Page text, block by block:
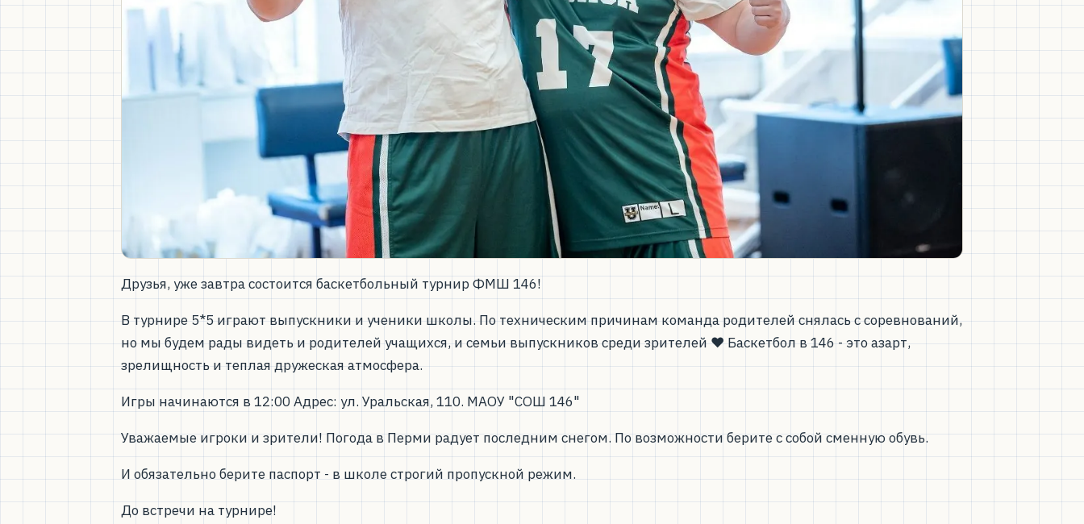
Друзья, уже завтра состоится баскетбольный турнир ФМШ 146!
В турнире 5*5 играют выпускники и ученики школы. По техническим причинам команда родителей снялась с соревнований,
но мы будем рады видеть и родителей учащихся, и семьи выпускников среди зрителей ❤️ Баскетбол в 146 - это азарт,
зрелищность и теплая дружеская атмосфера.
Игры начинаются в 12:00 Адрес: ул. Уральская, 110. МАОУ "СОШ 146"
Уважаемые игроки и зрители! Погода в Перми радует последним снегом. По возможности берите с собой сменную обувь.
И обязательно берите паспорт - в школе строгий пропускной режим.
До встречи на турнире!